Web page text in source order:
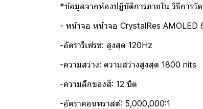
*ข้อมูลจากห้องปฏิบัติการภายใน วิธีการ
- หน้าจอ หน้าจอ CrystalRes AMOLED
-อัตรารีเฟรช: สูงสุด 120Hz
-ความสว่าง: ความสว่างสูงสุด 1800 nits
-ความลึกของสี: 12 บิต
-อัตราคอนทราสต์: 5,000,000:1